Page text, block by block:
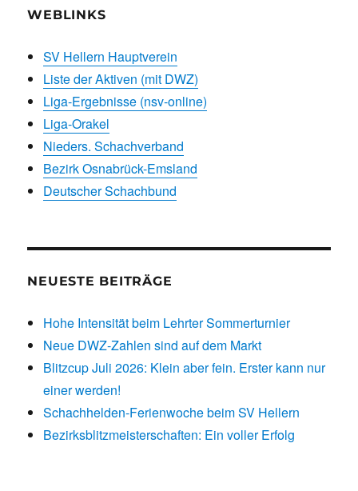
WEBLINKS
SV Hellern Hauptverein
Liste der Aktiven (mit DWZ)
Liga-Ergebnisse (nsv-online)
Liga-Orakel
Nieders. Schachverband
Bezirk Osnabrück-Emsland
Deutscher Schachbund
NEUESTE BEITRÄGE
Hohe Intensität beim Lehrter Sommerturnier
Neue DWZ-Zahlen sind auf dem Markt
Blitzcup Juli 2026: Klein aber fein. Erster kann nur
einer werden!
Schachhelden-Ferienwoche beim SV Hellern
Bezirksblitzmeisterschaften: Ein voller Erfolg